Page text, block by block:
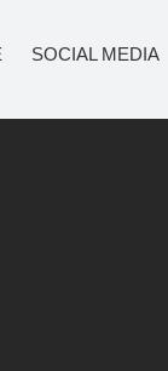
SOCIAL MEDIA